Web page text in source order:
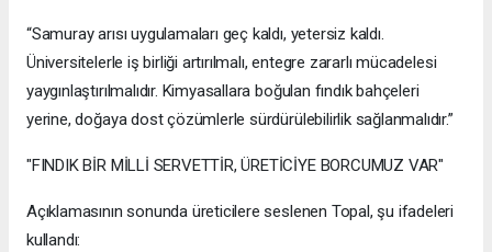
“Samuray arısı uygulamaları geç kaldı, yetersiz kaldı.
Üniversitelerle iş birliği artırılmalı, entegre zararlı mücadelesi
yaygınlaştırılmalıdır. Kimyasallara boğulan fındık bahçeleri
yerine, doğaya dost çözümlerle sürdürülebilirlik sağlanmalıdır.”
"FINDIK BİR MİLLİ SERVETTİR, ÜRETİCİYE BORCUMUZ VAR"
Açıklamasının sonunda üreticilere seslenen Topal, şu ifadeleri
kullandı: